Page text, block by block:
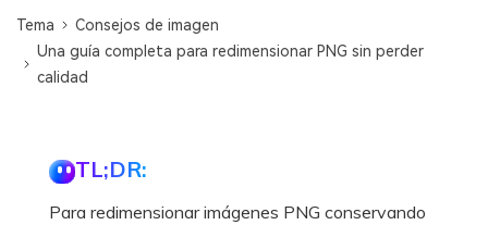
Tema
Consejos de imagen
Una guía completa para redimensionar PNG sin perder
calidad
TL;DR:
Para redimensionar imágenes PNG conservando